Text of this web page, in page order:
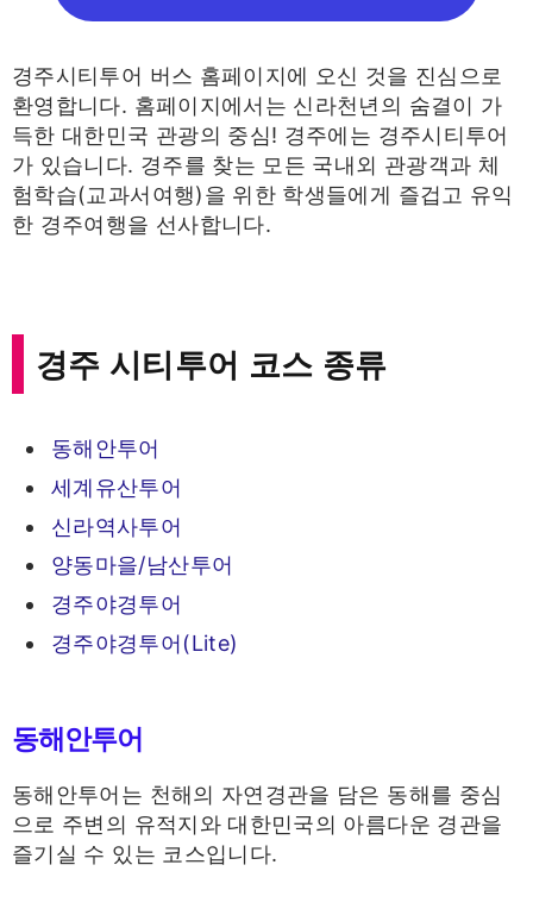
경주시티투어 버스 홈페이지에 오신 것을 진심으로
환영합니다. 홈페이지에서는 신라천년의 숨결이 가
득한 대한민국 관광의 중심! 경주에는 경주시티투어
가 있습니다. 경주를 찾는 모든 국내외 관광객과 체
험학습(교과서여행)을 위한 학생들에게 즐겁고 유익
한 경주여행을 선사합니다.
경주 시티투어 코스 종류
동해안투어
세계유산투어
신라역사투어
양동마을/남산투어
경주야경투어
경주야경투어(Lite)
동해안투어
동해안투어는 천해의 자연경관을 담은 동해를 중심
으로 주변의 유적지와 대한민국의 아름다운 경관을
즐기실 수 있는 코스입니다.